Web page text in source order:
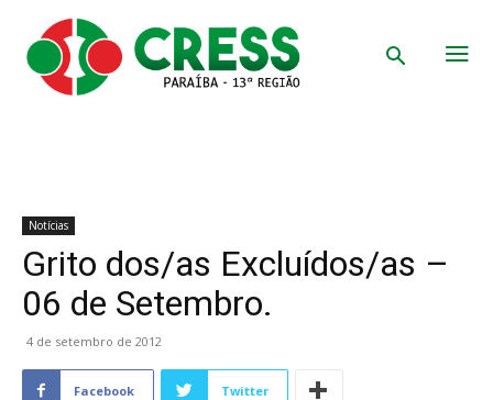
Notícias
Grito dos/as Excluídos/as –
06 de Setembro.
4 de setembro de 2012
Facebook Twitter